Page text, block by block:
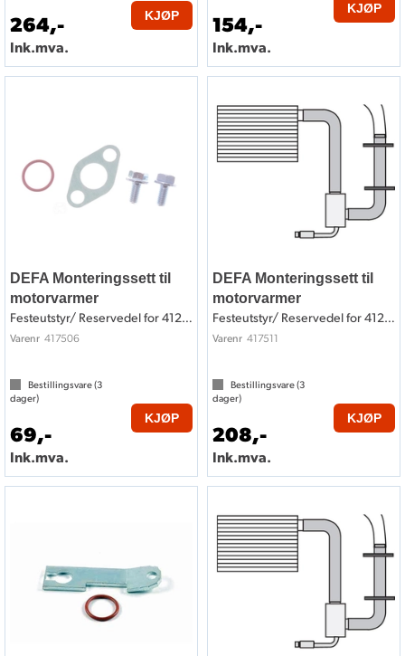
264,-
Ink.mva.
KJØP 154,-
Ink.mva.
KJØP
DEFA Monteringssett til
motorvarmer
Festeutstyr/ Reservedel for 412506
Varenr 417506
Bestillingsvare (3
dager)
69,-
Ink.mva.
KJØP
DEFA Monteringssett til
motorvarmer
Festeutstyr/ Reservedel for 412511
Varenr 417511
Bestillingsvare (3
dager)
208,-
Ink.mva.
KJØP